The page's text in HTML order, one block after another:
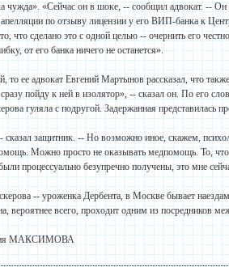
чужда». «Сейчас он в шоке, -- сообщил адвокат. -- Он
по отзыву лицензии у его ВИП-банка к
что сделано это с одной целью -- очернить его
от его банка ничего не останется».
то ее адвокат Евгений Мартынов рассказал, что
пойду к ней в изолятор», -- сказал он. По его
гуляла с подругой. Задержанная представилась
защитник. -- Но возможно иное, скажем,
Можно просто не оказывать медпомощь. То,
процессуально безупречно получены, это мне
-- уроженка Дербента, в Москве бывает
вероятнее всего, проходит одним из посредников
МАКСИМОВА